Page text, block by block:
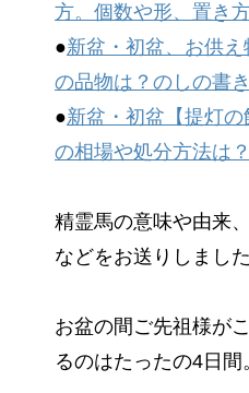
方。個数や形、置き
●新盆・初盆、お供
の品物は？のしの書
●新盆・初盆【提灯
の相場や処分方法は？
精霊馬の意味や由来
などをお送りしました
お盆の間ご先祖様が
るのはたったの4日間